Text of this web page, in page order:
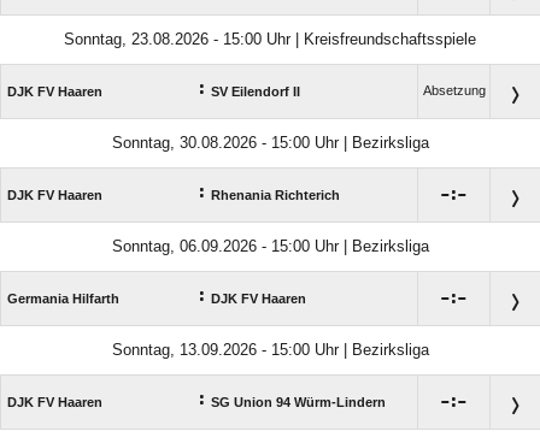
Sonntag, 23.08.2026 - 15:00 Uhr | Kreisfreundschaftsspiele
DJK FV Haaren : SV Eilendorf II Absetzung
Sonntag, 30.08.2026 - 15:00 Uhr | Bezirksliga
DJK FV Haaren : Rhenania Richterich :
Sonntag, 06.09.2026 - 15:00 Uhr | Bezirksliga
Germania Hilfarth : DJK FV Haaren :
Sonntag, 13.09.2026 - 15:00 Uhr | Bezirksliga
DJK FV Haaren : SG Union 94 Würm-Lindern :